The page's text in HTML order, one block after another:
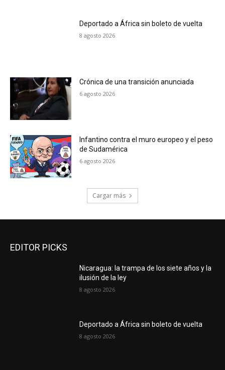
Deportado a África sin boleto de vuelta
8 agosto 2026
Crónica de una transición anunciada
6 agosto 2026
Infantino contra el muro europeo y el peso
de Sudamérica
6 agosto 2026
Cargar más
EDITOR PICKS
Nicaragua: la trampa de los siete años y la
ilusión de la ley
8 agosto 2026
Deportado a África sin boleto de vuelta
8 agosto 2026